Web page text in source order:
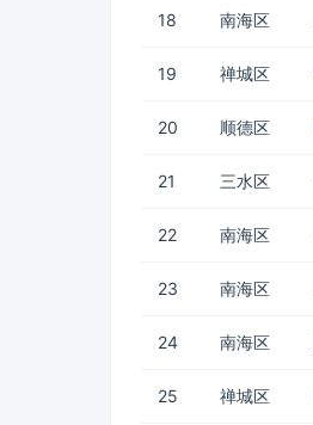
18 南海区
19 禅城区
20 顺德区
21 三水区
22 南海区
23 南海区
24 南海区
25 禅城区